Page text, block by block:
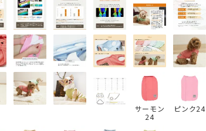
サーモン
24
ピンク24